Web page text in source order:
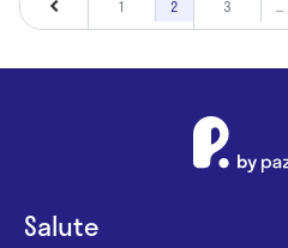
1 2 3 ...
Salute